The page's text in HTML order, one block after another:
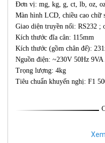
Đơn vị: mg, kg, g, ct, lb, oz,
Màn hình LCD, chiều cao chữ
Giao diện truyền nối: RS232
Kích thước đĩa cân: 115mm
Kích thước (gồm chân đế):
Nguồn điện: ~230V 50Hz
Trọng lượng: 4kg
Tiêu chuẩn khuyến nghị: F1